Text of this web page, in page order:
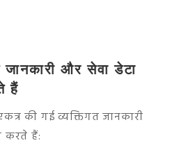
और सेवा डेटा
हैं
की गई व्यक्तिगत जानकारी
करते हैं: